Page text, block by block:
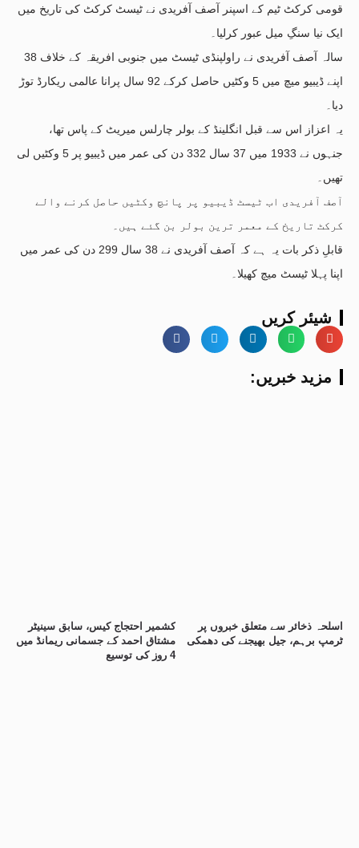
قومی کرکٹ ٹیم کے اسپنر آصف آفریدی نے ٹیسٹ کرکٹ کی تاریخ میں
ایک نیا سنگِ میل عبور کرلیا۔
38 سالہ آصف آفریدی نے راولپنڈی ٹیسٹ میں جنوبی افریقہ کے خلاف
اپنے ڈیبیو میچ میں 5 وکٹیں حاصل کرکے 92 سال پرانا عالمی ریکارڈ توڑ
دیا۔
یہ اعزاز اس سے قبل انگلینڈ کے بولر چارلس میریٹ کے پاس تھا،
جنہوں نے 1933 میں 37 سال 332 دن کی عمر میں ڈیبیو پر 5 وکٹیں لی
تھیں۔
آصف آفریدی اب ٹیسٹ ڈیبیو پر پانچ وکٹیں حاصل کرنے والے
کرکٹ تاریخ کے معمر ترین بولر بن گئے ہیں۔
قابلِ ذکر بات یہ ہے کہ آصف آفریدی نے 38 سال 299 دن کی عمر میں
اپنا پہلا ٹیسٹ میچ کھیلا۔
شیئر کریں
:مزید خبریں
کشمیر احتجاج کیس، سابق سینیٹر
مشتاق احمد کے جسمانی ریمانڈ میں
4 روز کی توسیع
اسلحہ ذخائر سے متعلق خبروں پر
ٹرمپ برہم، جیل بھیجنے کی دھمکی